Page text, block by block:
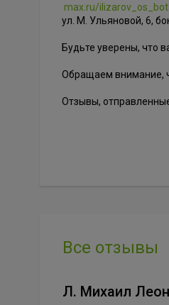
max.ru/ilizarov_os_bot
ул. М. Ульяновой, 6,
Будьте уверены, что
Обращаем внимание,
Отзывы,
Все отзывы
Л. Михаил